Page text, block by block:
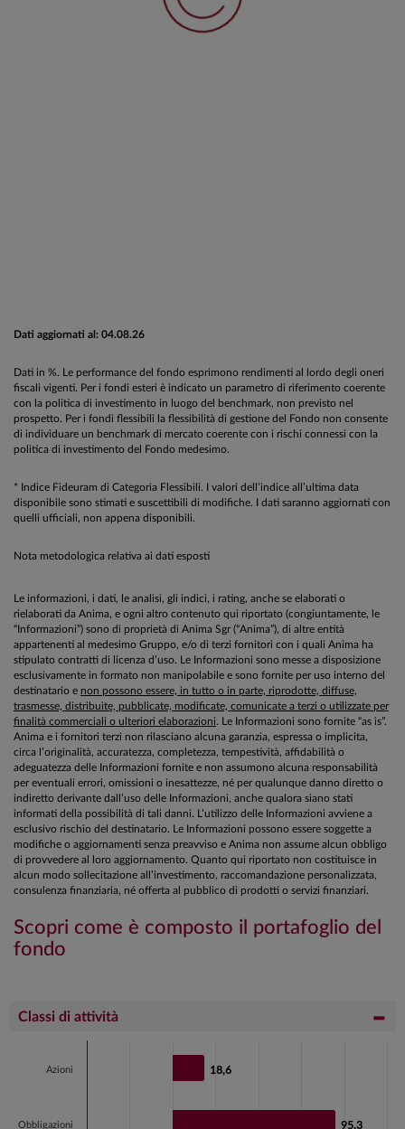
Dati aggiornati al: 04.08.26
Dati in %. Le performance del fondo esprimono rendimenti al lordo degli oneri
fiscali vigenti. Per i fondi esteri è indicato un parametro di riferimento coerente
con la politica di investimento in luogo del benchmark, non previsto nel
prospetto. Per i fondi flessibili la flessibilità di gestione del Fondo non consente
di individuare un benchmark di mercato coerente con i rischi connessi con la
politica di investimento del Fondo medesimo.
* Indice Fideuram di Categoria Flessibili. I valori dell’indice all’ultima data
disponibile sono stimati e suscettibili di modifiche. I dati saranno aggiornati con
quelli ufficiali, non appena disponibili.
Nota metodologica relativa ai dati esposti
Le informazioni, i dati, le analisi, gli indici, i rating, anche se elaborati o
rielaborati da Anima, e ogni altro contenuto qui riportato (congiuntamente, le
“Informazioni”) sono di proprietà di Anima Sgr (“Anima”), di altre entità
appartenenti al medesimo Gruppo, e/o di terzi fornitori con i quali Anima ha
stipulato contratti di licenza d’uso. Le Informazioni sono messe a disposizione
esclusivamente in formato non manipolabile e sono fornite per uso interno del
destinatario e non possono essere, in tutto o in parte, riprodotte, diffuse,
trasmesse, distribuite, pubblicate, modificate, comunicate a terzi o utilizzate per
finalità commerciali o ulteriori elaborazioni. Le Informazioni sono fornite “as is”.
Anima e i fornitori terzi non rilasciano alcuna garanzia, espressa o implicita,
circa l’originalità, accuratezza, completezza, tempestività, affidabilità o
adeguatezza delle Informazioni fornite e non assumono alcuna responsabilità
per eventuali errori, omissioni o inesattezze, né per qualunque danno diretto o
indiretto derivante dall’uso delle Informazioni, anche qualora siano stati
informati della possibilità di tali danni. L’utilizzo delle Informazioni avviene a
esclusivo rischio del destinatario. Le Informazioni possono essere soggette a
modifiche o aggiornamenti senza preavviso e Anima non assume alcun obbligo
di provvedere al loro aggiornamento. Quanto qui riportato non costituisce in
alcun modo sollecitazione all’investimento, raccomandazione personalizzata,
consulenza finanziaria, né offerta al pubblico di prodotti o servizi finanziari.
Scopri come è composto il portafoglio del
fondo
Classi di attività
Bar chart with 5 bars.
The chart has 1 X axis displaying categories.
18,6
18,6
95,3
95,3
Azioni
Obbligazioni